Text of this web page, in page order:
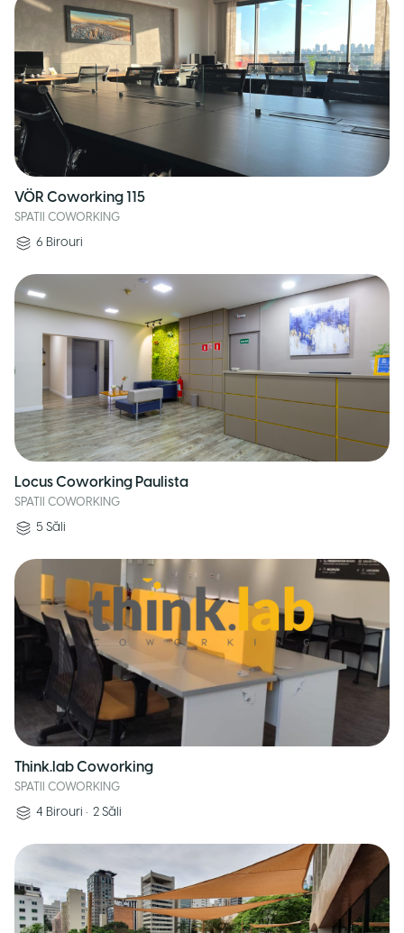
VÖR Coworking 115
SPATII COWORKING
6 Birouri
Locus Coworking Paulista
SPATII COWORKING
5 Săli
Think.lab Coworking
SPATII COWORKING
4 Birouri • 2 Săli